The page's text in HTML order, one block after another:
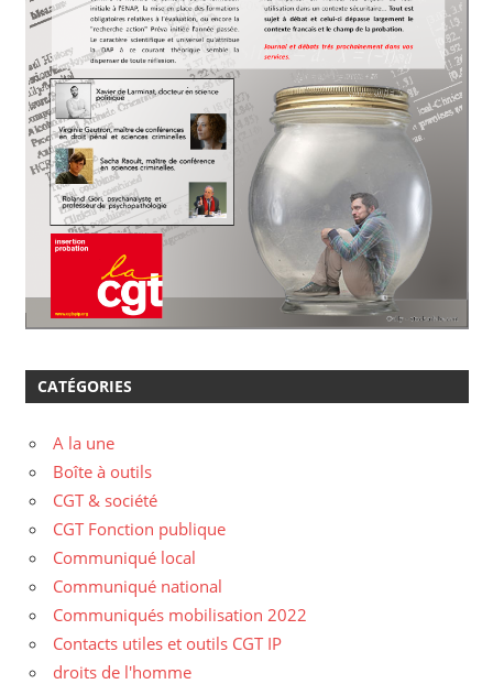
CATÉGORIES
A la une
Boîte à outils
CGT & société
CGT Fonction publique
Communiqué local
Communiqué national
Communiqués mobilisation 2022
Contacts utiles et outils CGT IP
droits de l'homme